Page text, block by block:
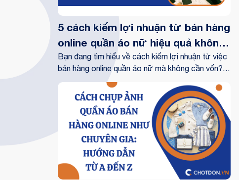
5 cách kiếm lợi nhuận từ bán hàng
online quần áo nữ hiệu quả không
cần vốn
Bạn đang tìm hiểu về cách kiếm lợi nhuận từ việc
bán hàng online quần áo nữ mà không cần vốn?
Trong bài viết này, chúng tôi sẽ chia sẻ với bạn 5
cách hiệu quả để thành công trong năm 2024. Dù
bạn là một người mới bắt đầu hay đã có kinh
nghiệm, những phương pháp này đều giúp bạn tận
dụng tiềm năng của thị trường thời trang online.